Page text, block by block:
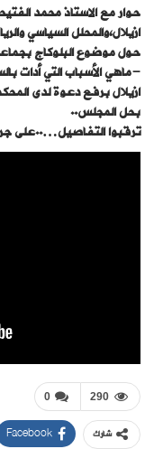
حوار مع الاستاذ محمد
ازيلال،والمحلل السياسي
حول موضوع البلوكاج
-ماهي الأسباب التي أدات
ازيلال برفع دعوة لدى
بحل المجلس..
ترقبوا التفاصيل…..على
0 290
شارك Facebook